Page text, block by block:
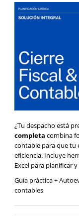
Contacto
¿Tu despacho está
completa combina
contable para que tu
eficiencia. Incluye
Excel para planificar
Guía práctica +
contables